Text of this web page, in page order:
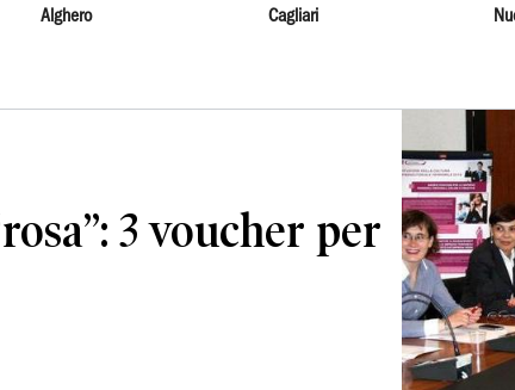
Alghero Cagliari
3 voucher per